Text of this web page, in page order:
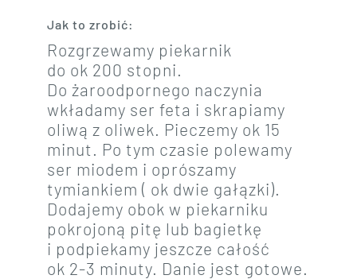
Jak to zrobić:
Rozgrzewamy piekarnik
do ok 200 stopni.
Do żaroodpornego naczynia
wkładamy ser feta i skrapiamy
oliwą z oliwek. Pieczemy ok 15
minut. Po tym czasie polewamy
ser miodem i oprószamy
tymiankiem ( ok dwie gałązki).
Dodajemy obok w piekarniku
pokrojoną pitę lub bagietkę
i podpiekamy jeszcze całość
ok 2-3 minuty. Danie jest gotowe.